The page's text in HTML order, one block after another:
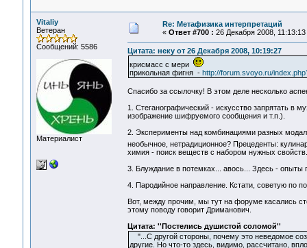
Vitaliy
Ветеран
Сообщений: 5586
Материалист
Re: Метафизика интерпретаций
« Ответ #700 : 26 Декабря 2008, 11:13:13
Цитата: неку от 26 Декабря 2008, 10:19:27
крисмасс с мери
прикольная фигня - http://forum.svoyo.ru/
Спасибо за ссылочку! В этом деле несколько
1. Стеганографический - искусство запрятать в
изображение шифруемого сообщения и т.п.).
2. Эксперименты над комбинациями разных
необычное, нетрадиционное? Прецеденты:
химия - поиск веществ с набором нужных свойств.
3. Блуждание в потемках... авось... Здесь -
4. Пародийное направление. Кстати, советую по
Вот, между прочим, мы тут на форуме касались
этому поводу говорит Дриманович.
Цитата: ''Постелись душистой соломой''
"...С другой стороны, почему это неведомое
другие. Но что-то здесь, видимо, рассчитано,